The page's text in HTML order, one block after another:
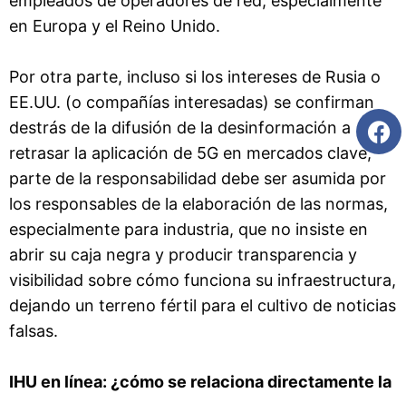
en Europa y el Reino Unido.
Por otra parte, incluso si los intereses de Rusia o
EE.UU. (o compañías interesadas) se confirman
destrás de la difusión de la desinformación a
retrasar la aplicación de 5G en mercados clave,
parte de la responsabilidad debe ser asumida por
los responsables de la elaboración de las normas,
especialmente para industria, que no insiste en
abrir su caja negra y producir transparencia y
visibilidad sobre cómo funciona su infraestructura,
dejando un terreno fértil para el cultivo de noticias
falsas.
IHU en línea: ¿cómo se relaciona directamente la